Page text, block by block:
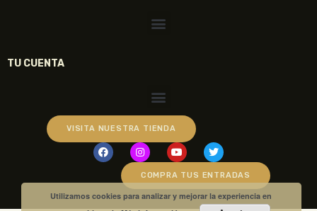
TU CUENTA
VISITA NUESTRA TIENDA
COMPRA TUS ENTRADAS
Utilizamos cookies para analizar y mejorar la experiencia en